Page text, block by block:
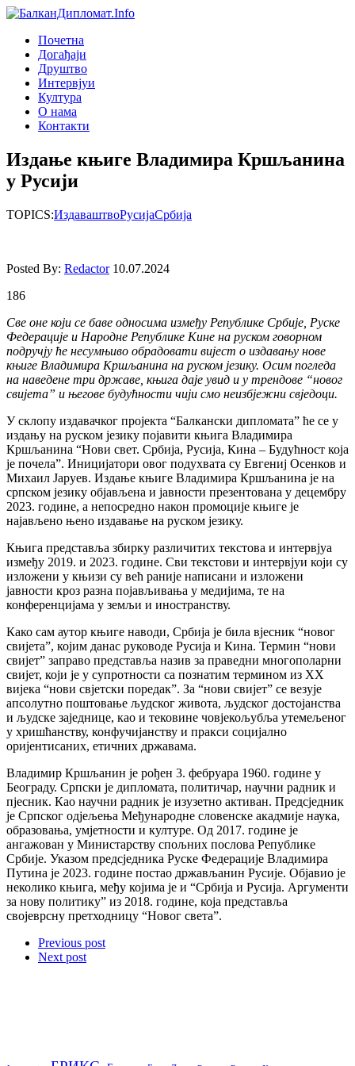
Почетна
Догађаjи
Друштво
Интервjуи
Култура
О нама
Контакти
Издање књиге Владимира Кршљанина
у Русији
TOPICS:ИздаваштвоРусијаСрбија
Posted By: Redactor 10.07.2024
186
Све оне који се баве односима између Републике Србије, Руске
Федерације и Народне Републике Кине на руском говорном
подручју ће несумњиво обрадовати вијест о издавању нове
књиге Владимира Кршљанина на руском језику. Осим погледа
на наведене три државе, књига даје увид и у трендове “новог
свијета” и његове будућности чији смо неизбјежни свједоци.
У склопу издавачког пројекта “Балкански дипломата” ће се у
издању на руском језику појавити књига Владимира
Кршљанина “Нови свет. Србија, Русија, Кина – Будућност која
је почела”. Иницијатори овог подухвата су Евгениј Осенков и
Михаил Јаруев. Издање књиге Владимира Кршљанина је на
српском језику објављена и јавности презентована у децембру
2023. године, а непосредно након промоције књиге је
најављено њено издавање на руском језику.
Књига представља збирку различитих текстова и интервјуа
између 2019. и 2023. године. Сви текстови и интервјуи који су
изложени у књизи су већ раније написани и изложени
јавности кроз разна појављивања у медијима, те на
конференцијама у земљи и иностранству.
Како сам аутор књиге наводи, Србија је била вјесник “новог
свијета”, којим данас руководе Русија и Кина. Термин “нови
свијет” заправо представља назив за праведни многополарни
свијет, који је у супротности са познатим термином из XX
вијека “нови свјетски поредак”. За “нови свијет” се везује
апсолутно поштовање људског живота, људског достојанства
и људске заједнице, као и тековине човјекољубља утемељеног
у хришћанству, конфучијанству и пракси социјално
оријентисаних, етичних државама.
Владимир Кршљанин је рођен 3. фебруара 1960. године у
Београду. Српски је дипломата, политичар, научни радник и
пјесник. Као научни радник је изузетно активан. Предсједник
је Српског одјељења Међународне словенске акадмије наука,
образовања, умјетности и културе. Од 2017. године је
ангажован у Министарству спољних послова Републике
Србије. Указом предсједника Руске Федерације Владимира
Путина је 2023. године постао држављанин Русије. Објавио је
неколико књига, међу којима је и “Србија и Русија. Аргументи
за нову политику” из 2018. године, која представља
својеврсну претходницу “Новог света”.
Previous post
Next post